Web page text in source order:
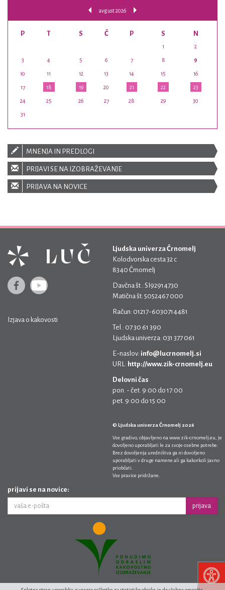
avgust 2026
P T S Č P S N
1 2
3 4 5 6 7 8 9
10 11 12 13 14 15 16
17 18 19 20 21 22 23
24 25 26 27 28 29 30
31
MNENJA IN PREDLOGI
PRIJAVI SE NA IZOBRAŽEVANJE
PRIJAVA NA NOVICE
Izjava o kakovosti
Ljudska univerza Črnomelj
Kolodvorska cesta 32 c
8340 Črnomelj
Davčna št.: SI92914730
Matična št: 5052467 000
Račun: 01217-6030714481
Tel.: 07 30 61 390
Ljudska univerza: 031 377 061
E-naslov: info@lucrnomelj.si
URL: http://www.zik-crnomelj.eu
Delovni čas
pon. - čet. 9:00 do 17:00
pet. 9:00 do 15:00
© Ljudska univerza Črnomelj 2026
Vse gradivo, objavljeno na www.zik-crnomelj.eu , je
dovoljeno uporabljati le za svoje osebne potrebe.
Brez dovoljenja uredništva ga ni dovoljeno
uporabljati v druge namene ali ga kakorkoli javno
priobčati.
Vse pravice pridržane.
prijavi se na novice:
prijava